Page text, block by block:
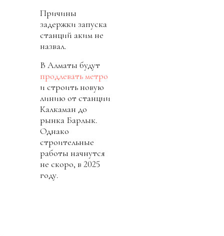
Причины
задержки запуска
станций аким не
назвал.
В Алматы будут
продлевать метро
и строить новую
линию от станции
Калкаман до
рынка Барлык.
Однако
строительные
работы начнутся
не скоро, в 2025
году.